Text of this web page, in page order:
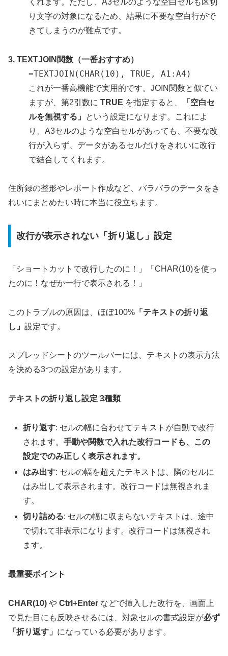
り文字の対象になるため、結果に不要な空白行がで
きてしまう のが難点です。
3. TEXTJOIN関数（一番おすすめ）
=TEXTJOIN(CHAR(10), TRUE, A1:A4)
これが一番高機能で実用的です。JOIN関数と似てい
ますが、第2引数に TRUE を指定すると、
「空白セ
ルを無視する」
という設定になります。これによ
り、A3セルのような空白セルがあっても、不要な改
行が入らず、データがあるセルだけをきれいに改行
で結合してくれます。
住所録の整形やレポート作成など、バラバラのデータをき
れいにまとめたい時に本当に役立ちます。
改行が表示されない「折り返し」設定
「ショートカットで改行したのに！」「CHAR(10)を使っ
たのに！なぜか一行で表示される！」
このトラブルの原因は、ほぼ100% 「テキストの折り返
し」 設定です。
スプレッドシートのツールバーには、テキストの表示方法
を決める3つの設定があります。
テキストの折り返し設定 3種類
折り返す: セルの幅に合わせてテキストが自動で改行
されます。手動や関数で入れた改行コードも、この
設定でのみ正しく表示されます。
はみ出す: セルの幅を超えたテキストは、隣のセルに
はみ出して表示されます。改行コードは無視されま
す。
切り詰める: セルの幅に収まらないテキストは、途中
で切れて非表示になります。改行コードは無視され
ます。
最重要ポイント
CHAR(10) や Ctrl+Enter などで挿入した改行を、画面上
で見た目にも反映させるには、対象セルの書式設定が必ず
「折り返す」 になっている必要があります。